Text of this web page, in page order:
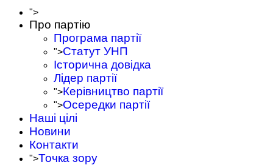
">
Про партію
Програма партії
">Статут УНП
Історична довідка
Лідер партії
">Керівництво партії
">Осередки партії
Наші цілі
Новини
Контакти
">Точка зору